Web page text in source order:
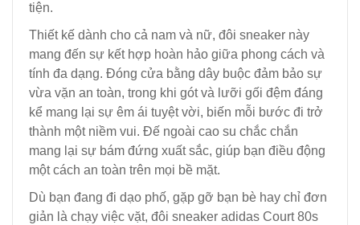
tiện.
Thiết kế dành cho cả nam và nữ, đôi sneaker này
mang đến sự kết hợp hoàn hảo giữa phong cách và
tính đa dạng. Đóng cửa bằng dây buộc đảm bảo sự
vừa vặn an toàn, trong khi gót và lưỡi gối đệm đáng
kể mang lại sự êm ái tuyệt vời, biến mỗi bước đi trở
thành một niềm vui. Đế ngoài cao su chắc chắn
mang lại sự bám đứng xuất sắc, giúp bạn điều động
một cách an toàn trên mọi bề mặt.
Dù bạn đang đi dạo phố, gặp gỡ bạn bè hay chỉ đơn
giản là chạy việc vặt, đôi sneaker adidas Court 80s